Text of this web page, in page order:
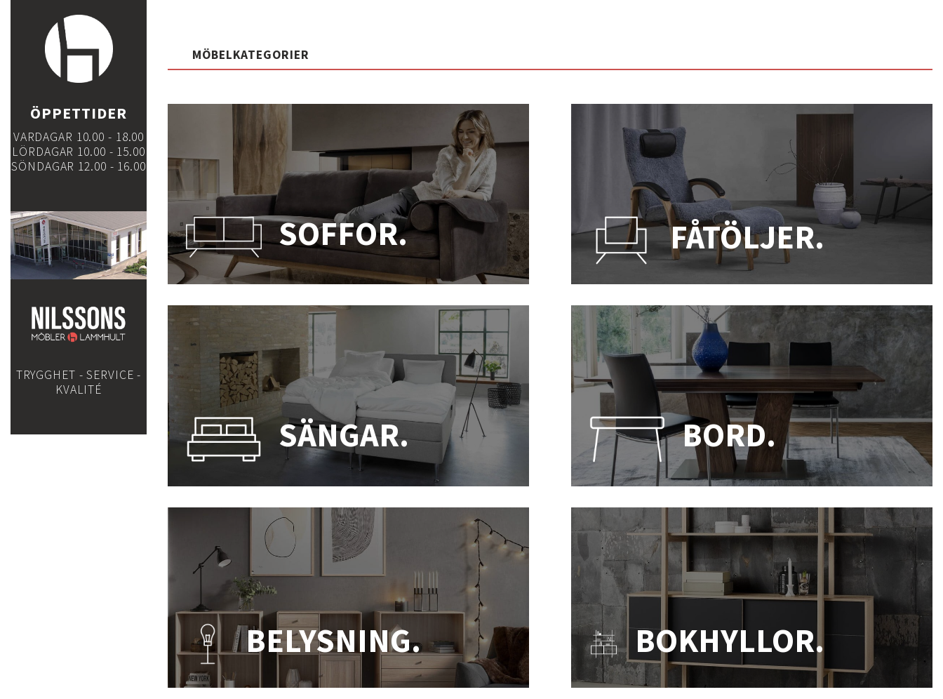
ÖPPETTIDER
VARDAGAR 10.00 - 18.00
LÖRDAGAR 10.00 - 15.00
SÖNDAGAR 12.00 - 16.00
TRYGGHET - SERVICE -
KVALITÉ
MÖBELKATEGORIER
SOFFOR. FÅTÖLJER.
SÄNGAR. BORD.
BELYSNING. BOKHYLLOR.